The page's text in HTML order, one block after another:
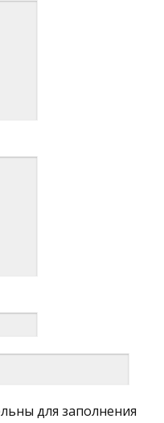
для заполнения